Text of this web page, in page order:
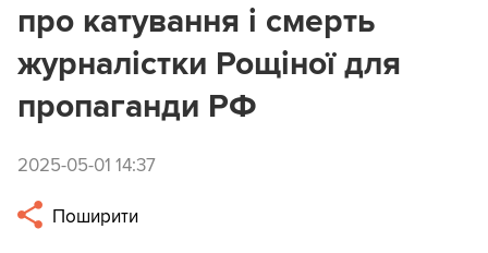
про катування і смерть
журналістки Рощіної для
пропаганди РФ
2025-05-01 14:37
Поширити